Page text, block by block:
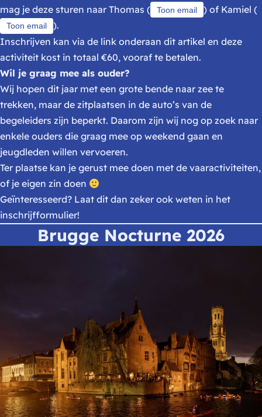
mag je deze sturen naar Thomas (
Toon email ) of Kamiel (
Toon email
).
Inschrijven kan via de link onderaan dit artikel en deze
activiteit kost in totaal €60, vooraf te betalen.
Wil je graag mee als ouder?
Wij hopen dit jaar met een grote bende naar zee te
trekken, maar de zitplaatsen in de auto’s van de
begeleiders zijn beperkt. Daarom zijn wij nog op zoek naar
enkele ouders die graag mee op weekend gaan en
jeugdleden willen vervoeren.
Ter plaatse kan je gerust mee doen met de vaaractiviteiten,
of je eigen zin doen
Geïnteresseerd? Laat dit dan zeker ook weten in het
inschrijfformulier!
Brugge Nocturne 2026